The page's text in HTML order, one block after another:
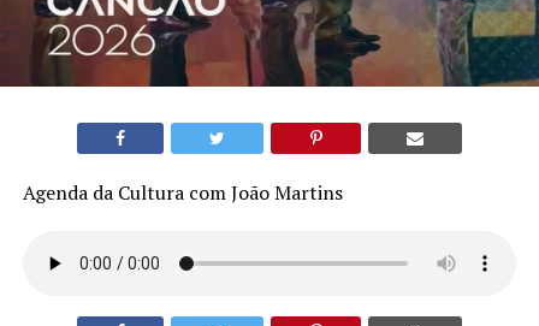
Agenda da Cultura com João Martins